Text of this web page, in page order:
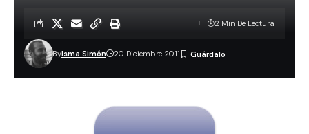
ByIsma Simón 20 Diciembre 2011
2 Min De Lectura